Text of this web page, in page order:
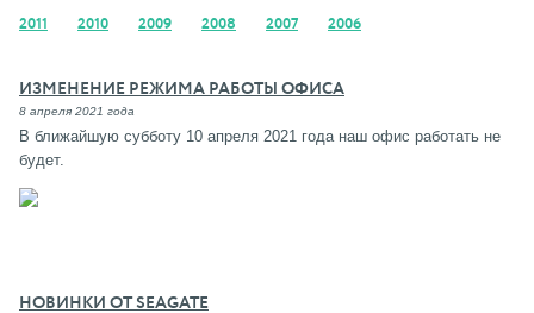
2011 2010 2009 2008 2007 2006
ИЗМЕНЕНИЕ РЕЖИМА РАБОТЫ ОФИСА
8 апреля 2021 года
В ближайшую субботу 10 апреля 2021 года наш офис работать не
будет.
НОВИНКИ ОТ SEAGATE